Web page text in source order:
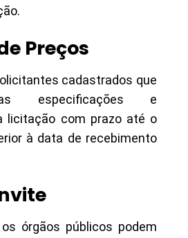
Preços
cadastrados que
especificações e
licitação com prazo até o
à data de recebimento
órgãos públicos podem